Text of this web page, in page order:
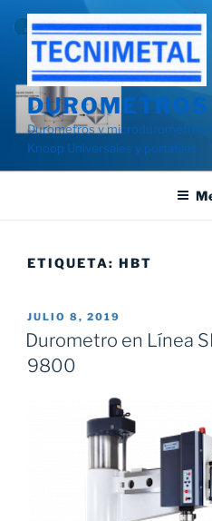
Saltar
contenido
Durometros y microdurometros
Knoop Universales y portatiles
ETIQUETA: HBT
PUBLICADO
EL
JULIO 8, 2019
Durometro en Línea
9800